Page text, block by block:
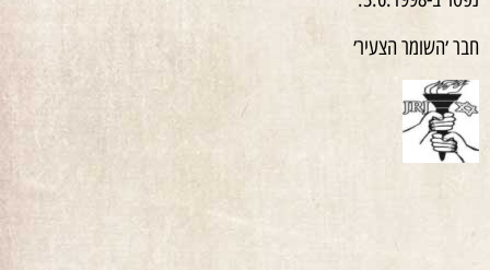
חבר ׳השומר הצעיר׳